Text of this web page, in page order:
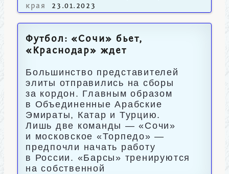
края
23.01.2023
Футбол: «Сочи» бьет,
«Краснодар» ждет
Большинство представителей
элиты отправились на сборы
за кордон. Главным образом
в Объединенные Арабские
Эмираты, Катар и Турцию.
Лишь две команды — «Сочи»
и московское «Торпедо» —
предпочли начать работу
в России. «Барсы» тренируются
на собственной